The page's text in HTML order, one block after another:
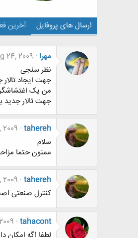
ارسال های پروفایل آخرین
مهرا 24, 2009
نظر سنجی
جهت ایجاد
من یک
جهت تالار جدید
tahereh
سلام
ممنون حتما
tahereh
کنترل صنعتی
tahacont
لطفا اگه امکان